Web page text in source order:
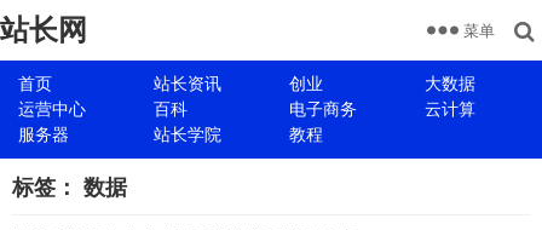
站长网
首页 站长资讯 创业
大数据
运营中心
百科 电子商务
云计算
服务器
站长学院 教程
菜单
标签： 数据